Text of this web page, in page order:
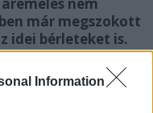
Information
már megszokott
idei bérleteket is.
NKSE vezetése a
a 2012.